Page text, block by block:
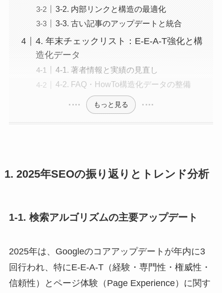
3-2. 内部リンクと構造の最適化
3-3. 古い記事のアップデートと統合
4. 年末チェックリスト：E-E-A-T強化と構
造化データ
4-1. 著者情報と実績の見直し
4-2. FAQ・HowTo構造化データの整備
もっと見る
1. 2025年SEOの振り返りとトレンド分析
1-1. 検索アルゴリズムの主要アップデート
2025年は、Googleのコアアップデートが年内に3
回行われ、特にE-E-A-T（経験・専門性・権威性・
信頼性）とページ体験（Page Experience）に関す